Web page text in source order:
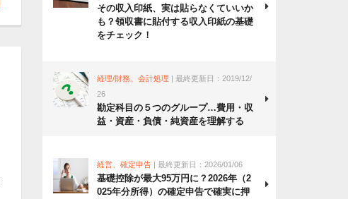
その収入印紙、実は貼らなくていいか
も？領収書に貼付する収入印紙の基礎
をチェック！
経理/財務、会計処理 | 最終更新日：2019/12/
26
勘定科目の５つのグループ…費用・収
益・資産・負債・純資産を理解する
経営、確定申告 | 最終更新日：2026/01/06
基礎控除が最大95万円に？2026年（2
025年分所得）の確定申告で確実に押